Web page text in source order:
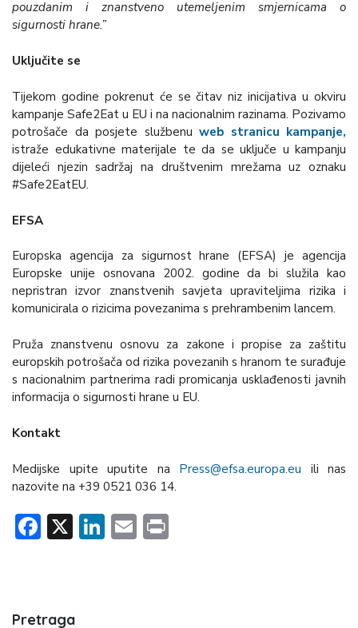
pouzdanim i znanstveno utemeljenim smjernicama o
sigurnosti hrane.”
Uključite se
Tijekom godine pokrenut će se čitav niz inicijativa u okviru
kampanje Safe2Eat u EU i na nacionalnim razinama. Pozivamo
potrošače da posjete službenu web stranicu kampanje,
istraže edukativne materijale te da se uključe u kampanju
dijeleći njezin sadržaj na društvenim mrežama uz oznaku
#Safe2EatEU.
EFSA
Europska agencija za sigurnost hrane (EFSA) je agencija
Europske unije osnovana 2002. godine da bi služila kao
nepristran izvor znanstvenih savjeta upraviteljima rizika i
komunicirala o rizicima povezanima s prehrambenim lancem.
Pruža znanstvenu osnovu za zakone i propise za zaštitu
europskih potrošača od rizika povezanih s hranom te surađuje
s nacionalnim partnerima radi promicanja usklađenosti javnih
informacija o sigurnosti hrane u EU.
Kontakt
Medijske upite uputite na Press@efsa.europa.eu ili nas
nazovite na +39 0521 036 14.
Facebook
X LinkedIn
Email
Pretraga